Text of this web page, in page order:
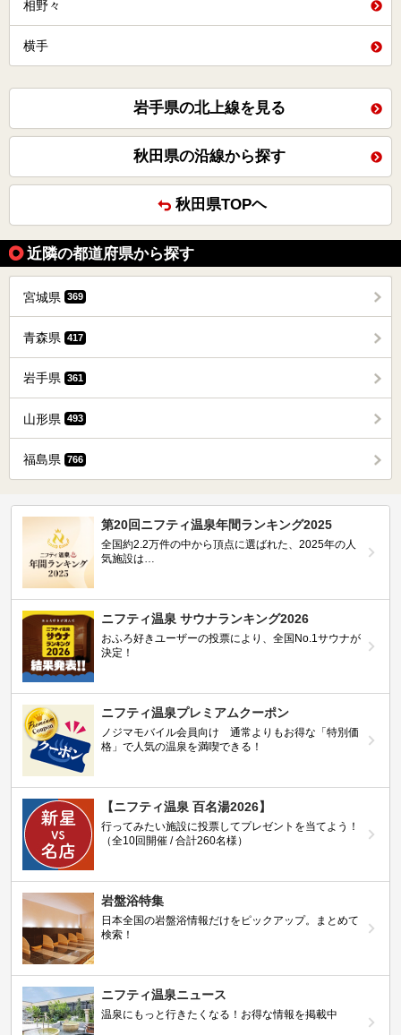
相野々
横手
岩手県の北上線を見る
秋田県の沿線から探す
秋田県TOPヘ
近隣の都道府県から探す
宮城県 369
青森県 417
岩手県 361
山形県 493
福島県 766
第20回ニフティ温泉年間ランキング2025
全国約2.2万件の中から頂点に選ばれた、2025年の人
気施設は…
ニフティ温泉 サウナランキング2026
おふろ好きユーザーの投票により、全国No.1サウナが
決定！
ニフティ温泉プレミアムクーポン
ノジマモバイル会員向け 通常よりもお得な「特別価
格」で人気の温泉を満喫できる！
【ニフティ温泉 百名湯2026】
行ってみたい施設に投票してプレゼントを当てよう！
（全10回開催 / 合計260名様）
岩盤浴特集
日本全国の岩盤浴情報だけをピックアップ。まとめて
検索！
ニフティ温泉ニュース
温泉にもっと行きたくなる！お得な情報を掲載中